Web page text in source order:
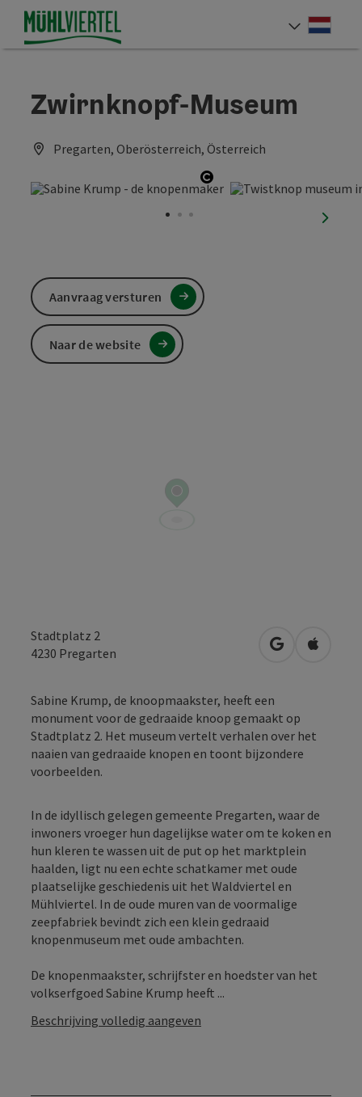
InhoudAccesskey
[0]
NavigatieAccesskey
[1]
PaginabeginAccesskey
[2]
Zwirnknopf-Museum
Pregarten, Oberösterreich, Österreich
Start Copyright
Stadtplatz 2
4230 Pregarten Openen in
Sabine Krump, de knoopmaakster, heeft een
monument voor de gedraaide knoop gemaakt op
Stadtplatz 2. Het museum vertelt verhalen over het
naaien van gedraaide knopen en toont bijzondere
voorbeelden.
In de idyllisch gelegen gemeente Pregarten, waar de
inwoners vroeger hun dagelijkse water om te koken en
hun kleren te wassen uit de put op het marktplein
haalden, ligt nu een echte schatkamer met oude
plaatselijke geschiedenis uit het Waldviertel en
Mühlviertel. In de oude muren van de voormalige
zeepfabriek bevindt zich een klein gedraaid
knopenmuseum met oude ambachten.
De knopenmaakster, schrijfster en hoedster van het
volkserfgoed Sabine Krump heeft ...
Beschrijving volledig aangeven
Aanvraag versturen
Naar de website